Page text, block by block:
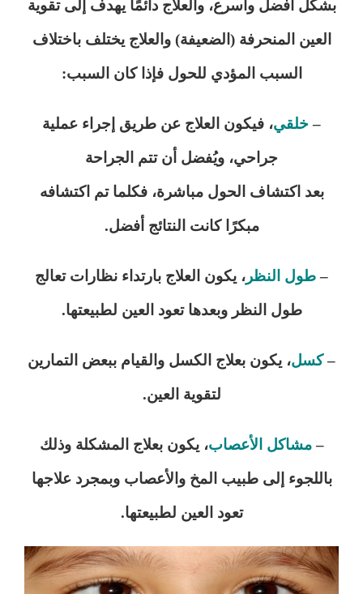
بشكل أفضل وأسرع، والعلاج دائمًا يهدف إلى تقوية
العين المنحرفة (الضعيفة) والعلاج يختلف باختلاف
السبب المؤدي للحول فإذا كان السبب:
–خلقي، فيكون العلاج عن طريق إجراء عملية
جراحي، ويُفضل أن تتم الجراحة
بعد اكتشاف الحول مباشرة، فكلما تم اكتشافه
مبكرًا كانت النتائج أفضل.
–طول النظر ، يكون العلاج بارتداء نظارات تعالج
طول النظر وبعدها تعود العين لطبيعتها.
–كسل، يكون بعلاج الكسل والقيام ببعض التمارين
لتقوية العين.
–مشاكل الأعصاب، يكون بعلاج المشكلة وذلك
باللجوء إلى طبيب المخ والأعصاب وبمجرد علاجها
تعود العين لطبيعتها.